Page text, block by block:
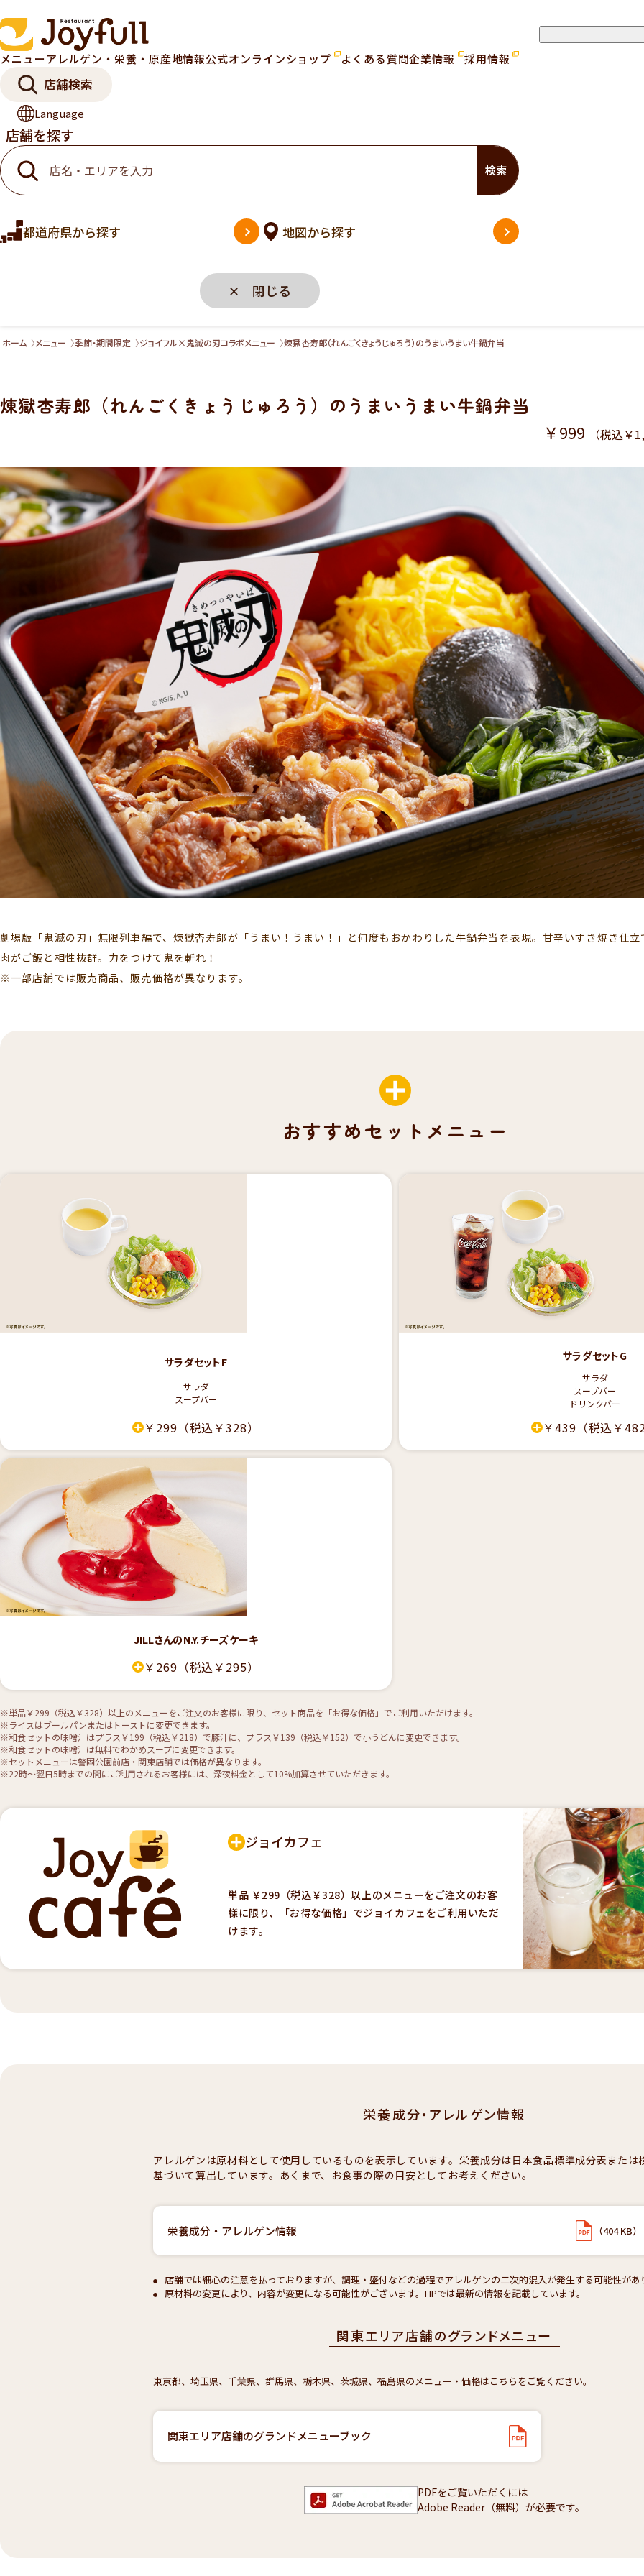
メニューアレルゲン・栄養・原産地情報公式オンラインショップ よくある質問企業情報 採用情報
店舗検索
Language
店舗を探す
検索
都道府県から探す 地図から探す
✕ 閉じる
ホーム メニュー 季節・期間限定 ジョイフル×鬼滅の刃コラボメニュー 煉獄杏寿郎（れんごくきょうじゅろう）のうまいうまい牛鍋弁当
煉獄杏寿郎（れんごくきょうじゅろう）のうまいうまい牛鍋弁当
￥999 （税込￥
劇場版「鬼滅の刃」無限列車編で、煉獄杏寿郎が「うまい！うまい！」と何度もおかわりした牛鍋弁当を表現。甘辛いすき焼き仕立
肉がご飯と相性抜群。力をつけて鬼を斬れ！
※一部店舗では販売商品、販売価格が異なります。
おすすめセットメニュー
サラダセットF
サラダ
スープバー
￥299 （税込￥328）
サラダセットG
サラダ
スープバー
ドリンクバー
￥439 （税込￥
JILLさんのN.Y.チーズケーキ
￥269 （税込￥295）
※単品￥299（税込￥328）以上のメニューをご注文のお客様に限り、セット商品を「お得な価格」でご利用いただけます。
※ライスはブールパンまたはトーストに変更できます。
※和食セットの味噌汁はプラス￥199（税込￥218）で豚汁に、プラス￥139（税込￥152）で小うどんに変更できます。
※和食セットの味噌汁は無料でわかめスープに変更できます。
※セットメニューは警固公園前店・関東店舗では価格が異なります。
※22時〜翌日5時までの間にご利用されるお客様には、深夜料金として10%加算させていただきます。
ジョイカフェ
単品 ￥299（税込￥328）以上のメニューをご注文のお客
様に限り、「お得な価格」でジョイカフェをご利用いただ
けます。
栄養成分・アレルゲン情報
アレルゲンは原材料として使用しているものを表示しています。栄養成分は日本食品標準成分表または
基づいて算出しています。あくまで、お食事の際の目安としてお考えください。
栄養成分・アレルゲン情報 （404 KB）
店舗では細心の注意を払っておりますが、調理・盛付などの過程でアレルゲンの二次的混入が発生する可能性があ
原材料の変更により、内容が変更になる可能性がございます。HPでは最新の情報を記載しています。
関東エリア店舗のグランドメニュー
東京都、埼玉県、千葉県、群馬県、栃木県、茨城県、福島県のメニュー・価格はこちらをご覧ください。
関東エリア店舗のグランドメニューブック
PDFをご覧いただくには
Adobe Reader（無料）が必要です。